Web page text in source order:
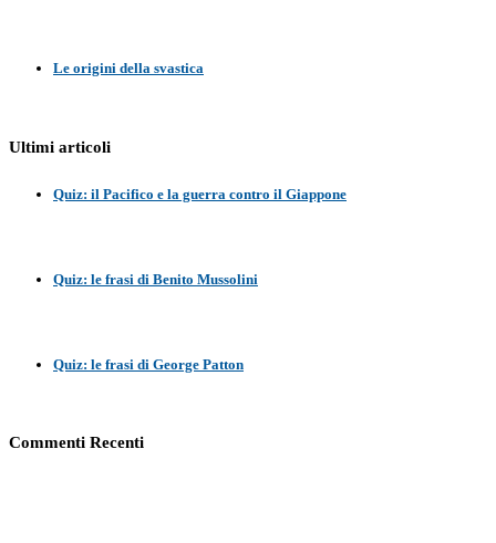
Le origini della svastica
Ultimi articoli
Quiz: il Pacifico e la guerra contro il Giappone
Quiz: le frasi di Benito Mussolini
Quiz: le frasi di George Patton
Commenti Recenti